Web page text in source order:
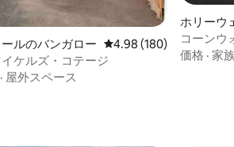
ルのバンガロー レビュー180件、5つ星
4.98 (180)
ケルズ・コテージ
· 屋外スペース
ホリーウ
コーンウ
Croft」
価格 · 家